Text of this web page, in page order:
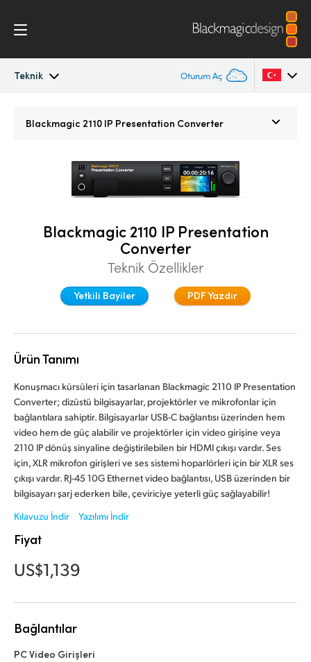
Teknik Oturum Aç
Austria
Canada
Denmark
Germany
Hong Kong SAR, China
India
Italy
Japan
Mexico
Netherlands
New Zealand
Blackmagic 2110 IP Presentation Converter
Blackmagic 2110 IP Presentation
Converter
Teknik Özellikler
Yetkili Bayiler PDF Yazdır
Ürün Tanımı
Konuşmacı kürsüleri için tasarlanan Blackmagic 2110 IP Presentation
Converter; dizüstü bilgisayarlar, projektörler ve mikrofonlar için
bağlantılara sahiptir. Bilgisayarlar USB-C bağlantısı üzerinden hem
video hem de güç alabilir ve projektörler için video girişine veya
2110 IP dönüş sinyaline değiştirilebilen bir HDMI çıkışı vardır. Ses
için, XLR mikrofon girişleri ve ses sistemi hoparlörleri için bir XLR ses
çıkışı vardır. RJ-45 10G Ethernet video bağlantısı, USB üzerinden bir
bilgisayarı şarj ederken bile, çeviriciye yeterli güç sağlayabilir!
Kılavuzu İndir
Yazılımı İndir
Fiyat
US$1,139
Bağlantılar
PC Video Girişleri